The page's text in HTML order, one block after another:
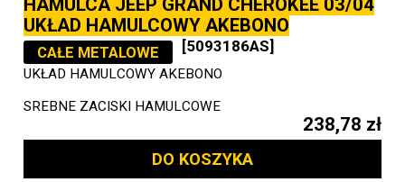
HAMULCA JEEP GRAND CHEROKEE 03/04
UKŁAD HAMULCOWY AKEBONO
CAŁE METALOWE [5093186AS]
UKŁAD HAMULCOWY AKEBONO
SREBNE ZACISKI HAMULCOWE
238,78 zł
DO KOSZYKA